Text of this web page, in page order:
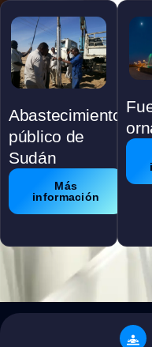
Abastecimiento
público de
Sudán
Más
información